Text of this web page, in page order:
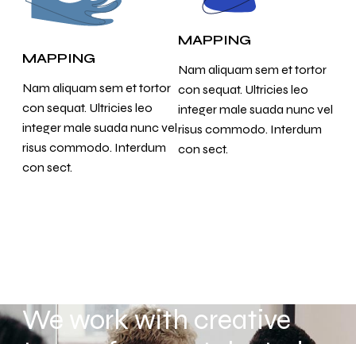
MAPPING
Nam aliquam sem et tortor
con sequat. Ultricies leo
integer male suada nunc vel
risus commodo. Interdum
con sect.
MAPPING
Nam aliquam sem et tortor
con sequat. Ultricies leo
integer male suada nunc vel
risus commodo. Interdum
con sect.
We work with creative